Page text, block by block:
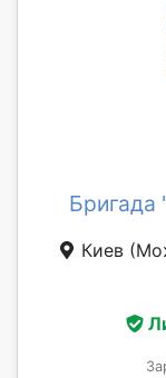
Бригада
Киев